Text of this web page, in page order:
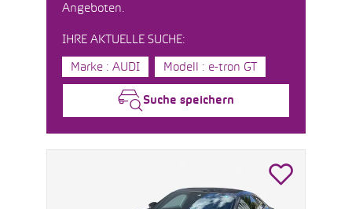
Angeboten.
IHRE AKTUELLE SUCHE:
Marke : AUDI Modell : e-tron GT
Suche speichern